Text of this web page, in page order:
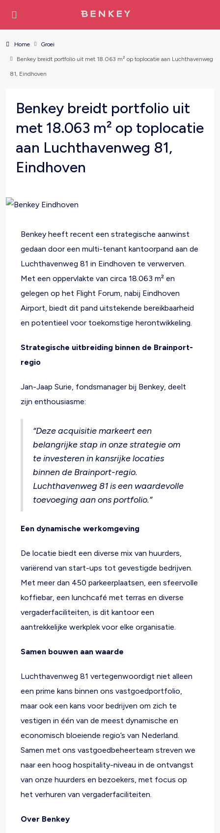
Home Groei
Benkey breidt portfolio uit met 18.063 m² op toplocatie aan Luchthavenweg
81, Eindhoven
Benkey breidt portfolio uit
met 18.063 m² op toplocatie
aan Luchthavenweg 81,
Eindhoven
Benkey heeft recent een strategische aanwinst
gedaan door een multi-tenant kantoorpand aan de
Luchthavenweg 81 in Eindhoven te verwerven.
Met een oppervlakte van circa 18.063 m² en
gelegen op het Flight Forum, nabij Eindhoven
Airport, biedt dit pand uitstekende bereikbaarheid
en potentieel voor toekomstige herontwikkeling.
Strategische uitbreiding binnen de Brainport-
regio
Jan-Jaap Surie, fondsmanager bij Benkey, deelt
zijn enthousiasme:
“Deze acquisitie markeert een
belangrijke stap in onze strategie om
te investeren in kansrijke locaties
binnen de Brainport-regio.
Luchthavenweg 81 is een waardevolle
toevoeging aan ons portfolio.”
Een dynamische werkomgeving
De locatie biedt een diverse mix van huurders,
variërend van start-ups tot gevestigde bedrijven.
Met meer dan 450 parkeerplaatsen, een sfeervolle
koffiebar, een lunchcafé met terras en diverse
vergaderfaciliteiten, is dit kantoor een
aantrekkelijke werkplek voor elke organisatie.
Samen bouwen aan waarde
Luchthavenweg 81 vertegenwoordigt niet alleen
een prime kans binnen ons vastgoedportfolio,
maar ook een kans voor bedrijven om zich te
vestigen in één van de meest dynamische en
economisch bloeiende regio’s van Nederland.
Samen met ons vastgoedbeheerteam streven we
naar een hoog hospitality-niveau in de ontvangst
van onze huurders en bezoekers, met focus op
het verhuren van vergaderfaciliteiten.
Over Benkey